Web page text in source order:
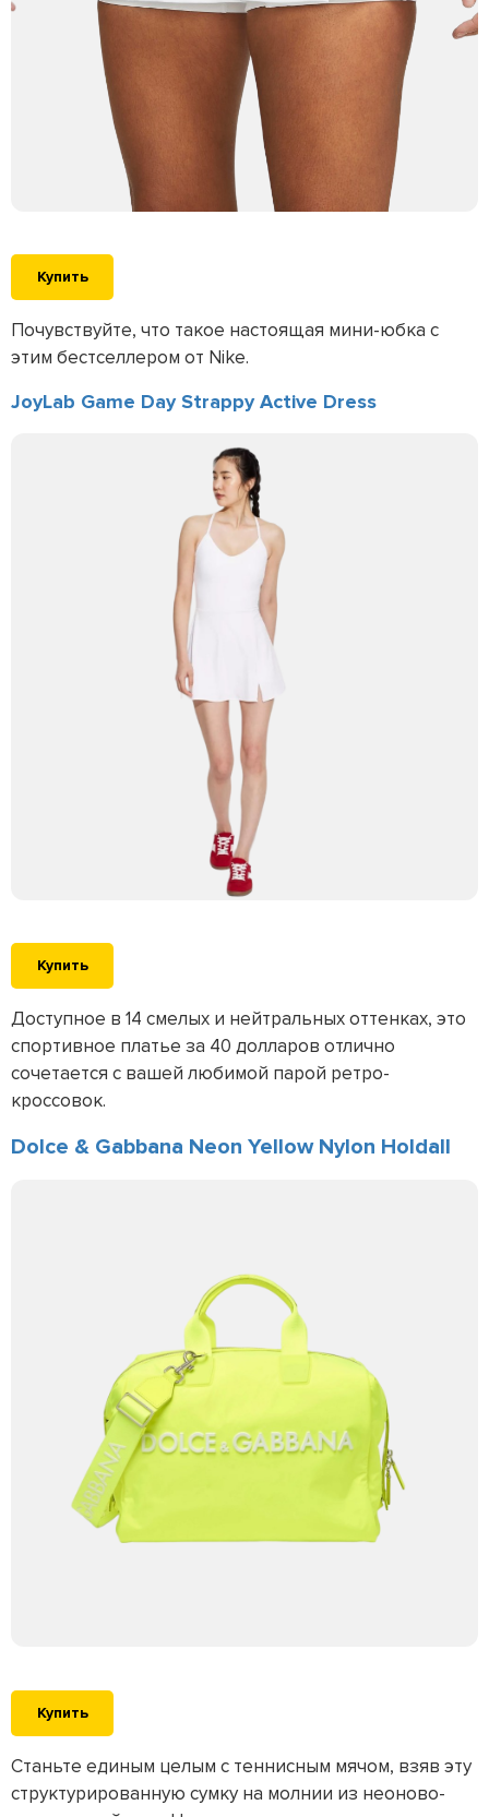
Купить
Почувствуйте, что такое настоящая мини-юбка с
этим бестселлером от Nike.
JoyLab Game Day Strappy Active Dress
Купить
Доступное в 14 смелых и нейтральных оттенках, это
спортивное платье за 40 долларов отлично
сочетается с вашей любимой парой ретро-
кроссовок.
Dolce & Gabbana Neon Yellow Nylon Holdall
Купить
Станьте единым целым с теннисным мячом, взяв эту
структурированную сумку на молнии из неоново-